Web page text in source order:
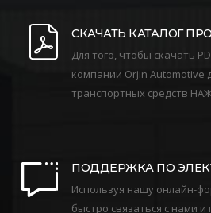
СКАЧАТЬ КАТАЛОГ
Для того, чтобы скачать
компании Orjin Automotive
транспортных средств
ПОДДЕРЖКА ПО
Используя нашу онлайн-
быстро связаться с нами